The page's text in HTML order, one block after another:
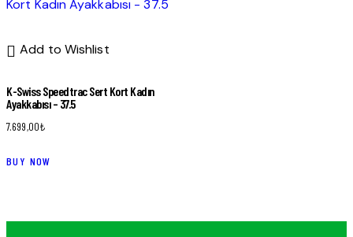
Add to Wishlist
K-Swiss Speedtrac Sert Kort Kadın
Ayakkabısı – 37.5
7.699,00₺
BUY NOW